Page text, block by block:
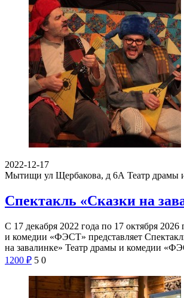
2022-12-17
Мытищи ул Щербакова, д 6А Театр
Спектакль «Сказки на
С 17 декабря 2022 года по 17 октября 2026
и комедии «ФЭСТ» представляет
на завалинке» Театр драмы и комедии
1200 ₽ 5 0